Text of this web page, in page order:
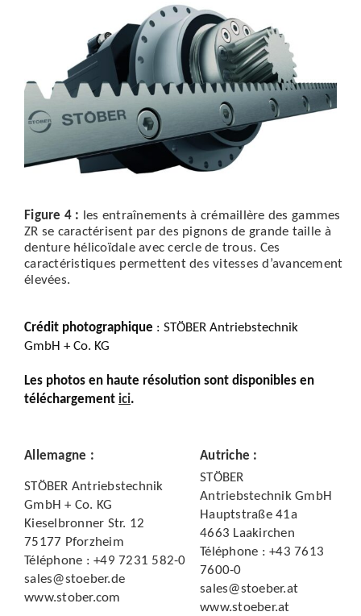
Figure 4 : les entraînements à crémaillère des gammes
ZR se caractérisent par des pignons de grande taille à
denture hélicoïdale avec cercle de trous. Ces
caractéristiques permettent des vitesses d’avancement
élevées.
Crédit photographique : STÖBER Antriebstechnik
GmbH + Co. KG
Les photos en haute résolution sont disponibles en
téléchargement ici.
Allemagne : Autriche :
STÖBER Antriebstechnik
GmbH + Co. KG
Kieselbronner Str. 12
75177 Pforzheim
Téléphone : +49 7231 582-0
sales@stoeber.de
www.stober.com
STÖBER
Antriebstechnik GmbH
Hauptstraße 41a
4663 Laakirchen
Téléphone : +43 7613
7600-0
sales@stoeber.at
www.stoeber.at